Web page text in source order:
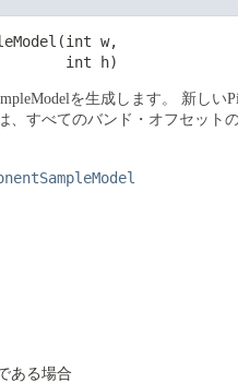
w,
int h)
を生成します。
新しい
、すべてのバンド・オフセット
ある場合